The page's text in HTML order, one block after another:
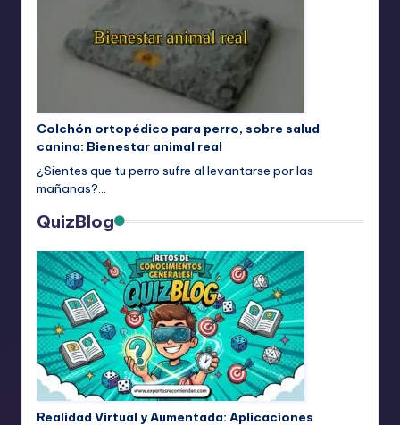
Colchón ortopédico para perro, sobre salud
canina: Bienestar animal real
¿Sientes que tu perro sufre al levantarse por las
mañanas?…
QuizBlog
Realidad Virtual y Aumentada: Aplicaciones